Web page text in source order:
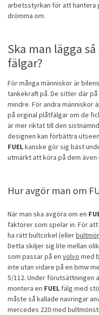
arbetsstyrkan för att hantera
drömma om.
Ska man lägga
fälgar?
För många människor är bilens
tankekraft på. De sitter där
mindre. För andra människor
på orginal plåtfälgar om de
är mer riktat till den
designen kan förbättra
FUELkanske gör sig bäst
utmärkt att köra på dem
Hur avgör man om
När man ska avgöra om en
faktorer som spelar in. För att
ha rätt bultcirkel (eller
Detta skiljer sig lite mellan
som passar på en volvo med
inte utan vidare på en bmw
5/112. Under förutsättningen
montera en FUEL fälg med
måste så kallade navringar
mercedes 220 med